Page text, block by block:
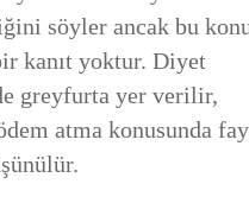
söyler ancak bu
kanıt yoktur. Diyet
greyfurta yer verilir,
atma konusunda